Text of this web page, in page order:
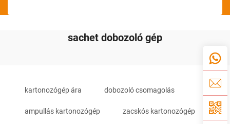
sachet dobozoló gép
kartonozógép ára dobozoló csomagolás
ampullás kartonozógép zacskós kartonozógép